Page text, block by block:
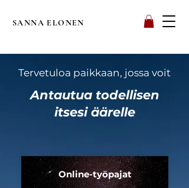
SANNA ELONEN
Tervetuloa paikkaan, jossa voit
Antautua todellisen
itsesi äärelle
Online-työpajat